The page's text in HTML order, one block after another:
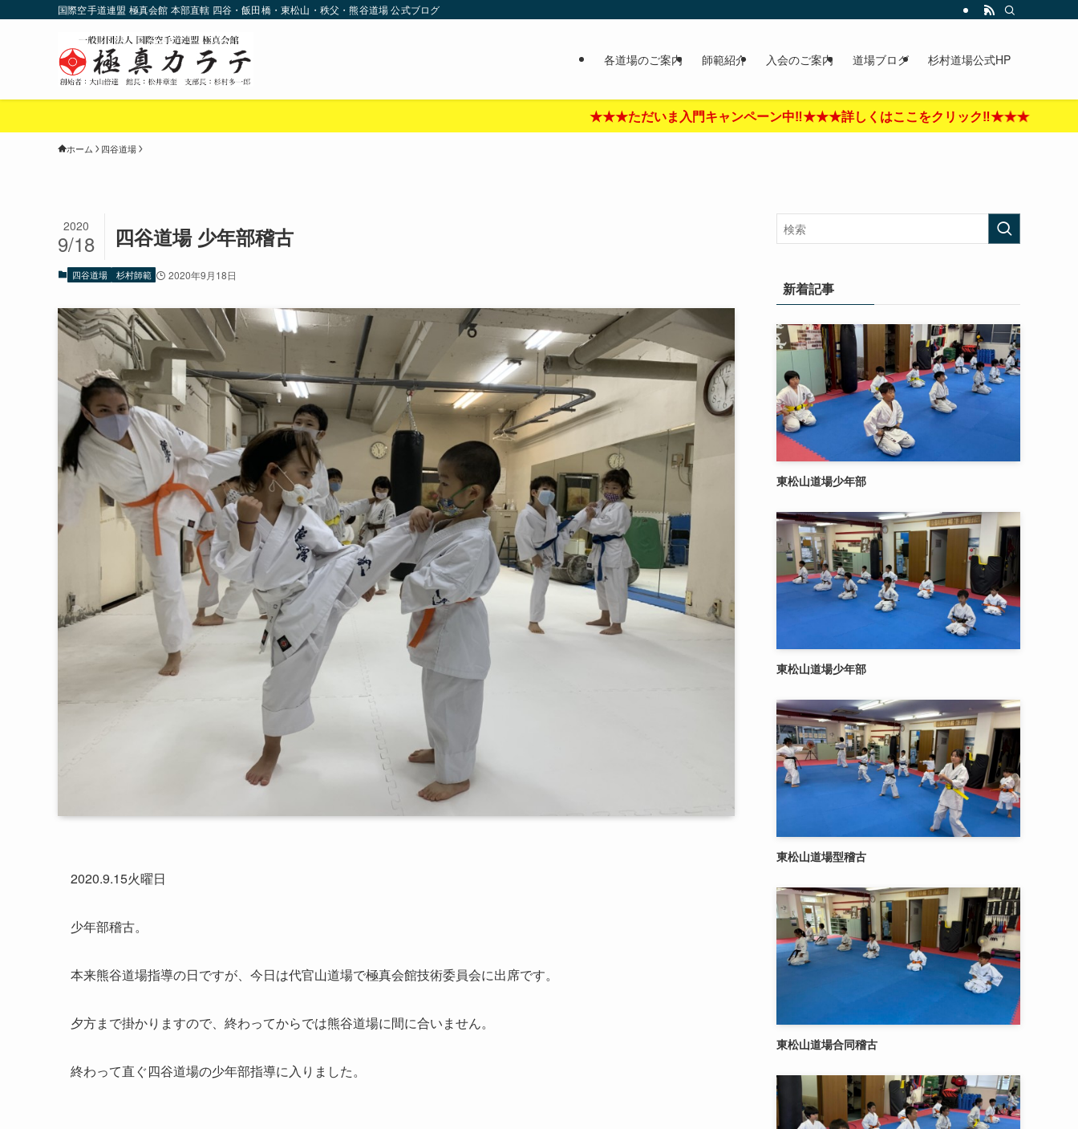
国際空手道連盟 極真会館 本部直轄 四谷・飯田橋・東松山・秩父・熊谷道場 公式ブログ
各道場のご案内 師範紹介 入会のご案内 道場ブログ 杉村道場公式HP
★★★ただいま入門キャンペーン中‼︎★★★詳しくはここをクリック‼︎★★★
ホーム 四谷道場
四谷道場 少年部稽古
2020
9/18
四谷道場 杉村師範 2020年9月18日
2020.9.15火曜日
少年部稽古。
本来熊谷道場指導の日ですが、今日は代官山道場で極真会館技術委員会に出席です。
夕方まで掛かりますので、終わってからでは熊谷道場に間に合いません。
終わって直ぐ四谷道場の少年部指導に入りました。
新着記事
東松山道場少年部
東松山道場少年部
東松山道場型稽古
東松山道場合同稽古